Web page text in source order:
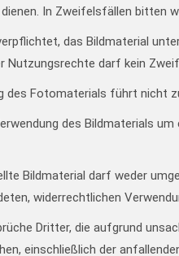
In Zweifelsfällen bitten
das Bildmaterial
Nutzungsrechte darf kein
des Fotomaterials führt nicht
des Bildmaterials
Bildmaterial darf weder
widerrechtlichen
Dritter, die aufgrund
einschließlich der